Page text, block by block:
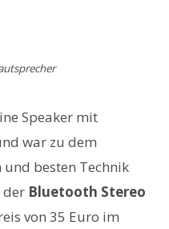
Speaker mit
war zu dem
besten Technik
der Bluetooth Stereo
von 35 Euro im